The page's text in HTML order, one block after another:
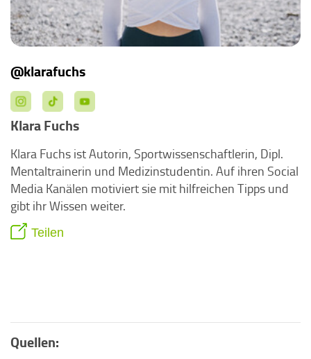
@klarafuchs
Klara Fuchs
Klara Fuchs ist Autorin, Sportwissenschaftlerin, Dipl.
Mentaltrainerin und Medizinstudentin. Auf ihren Social
Media Kanälen motiviert sie mit hilfreichen Tipps und
gibt ihr Wissen weiter.
Teilen
Quellen: